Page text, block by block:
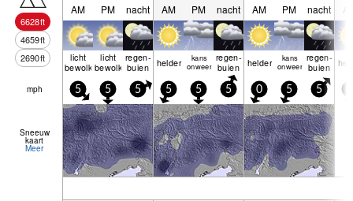
6628ft
4659ft
2690ft
AM PM nacht AM PM nacht AM PM nacht
licht
bewolkt
licht
bewolkt
regen­
buien helder kans
onweer
regen­
buien helder kans
onweer
regen­
buien
mph 5 5 5 5 5 5 0 5 5
Sneeuw
kaart
Meer